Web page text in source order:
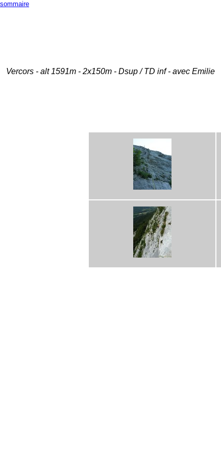
sommaire
Vercors - alt 1591m - 2x150m - Dsup / TD inf - avec Emilie